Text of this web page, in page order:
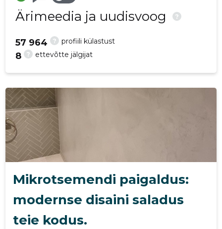
Ärimeedia ja uudisvoog ?
? profiili külastust
57 964
? ettevõtte jälgijat
8
Mikrotsemendi paigaldus:
modernse disaini saladus
teie kodus.